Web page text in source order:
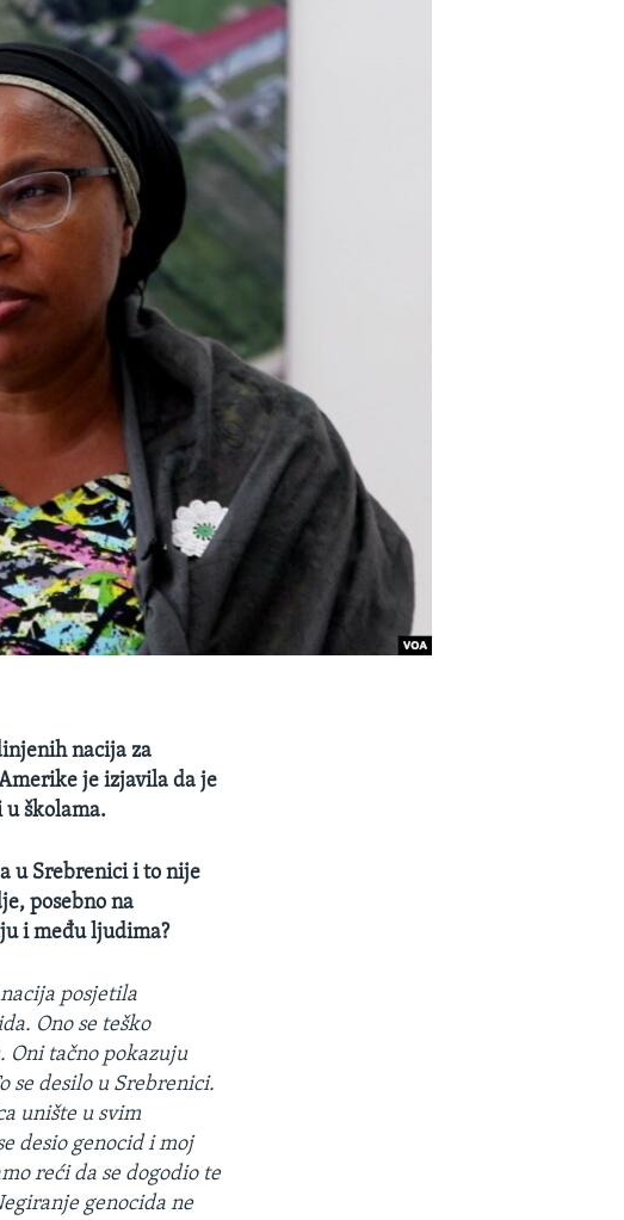
nacija za
je izjavila da je
u školama.
u Srebrenici i to nije
posebno na
i među ljudima?
posjetila
Ono se teško
Oni tačno pokazuju
se desilo u Srebrenici.
unište u svim
desio genocid i moj
reći da se dogodio te
genocida ne